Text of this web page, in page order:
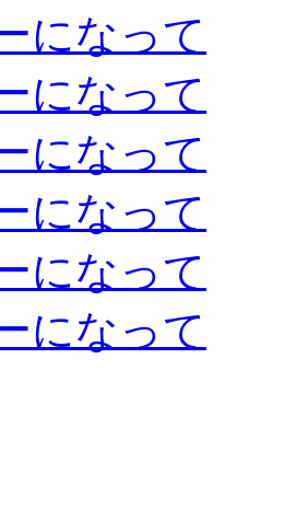
になって
になって
になって
になって
になって
になって